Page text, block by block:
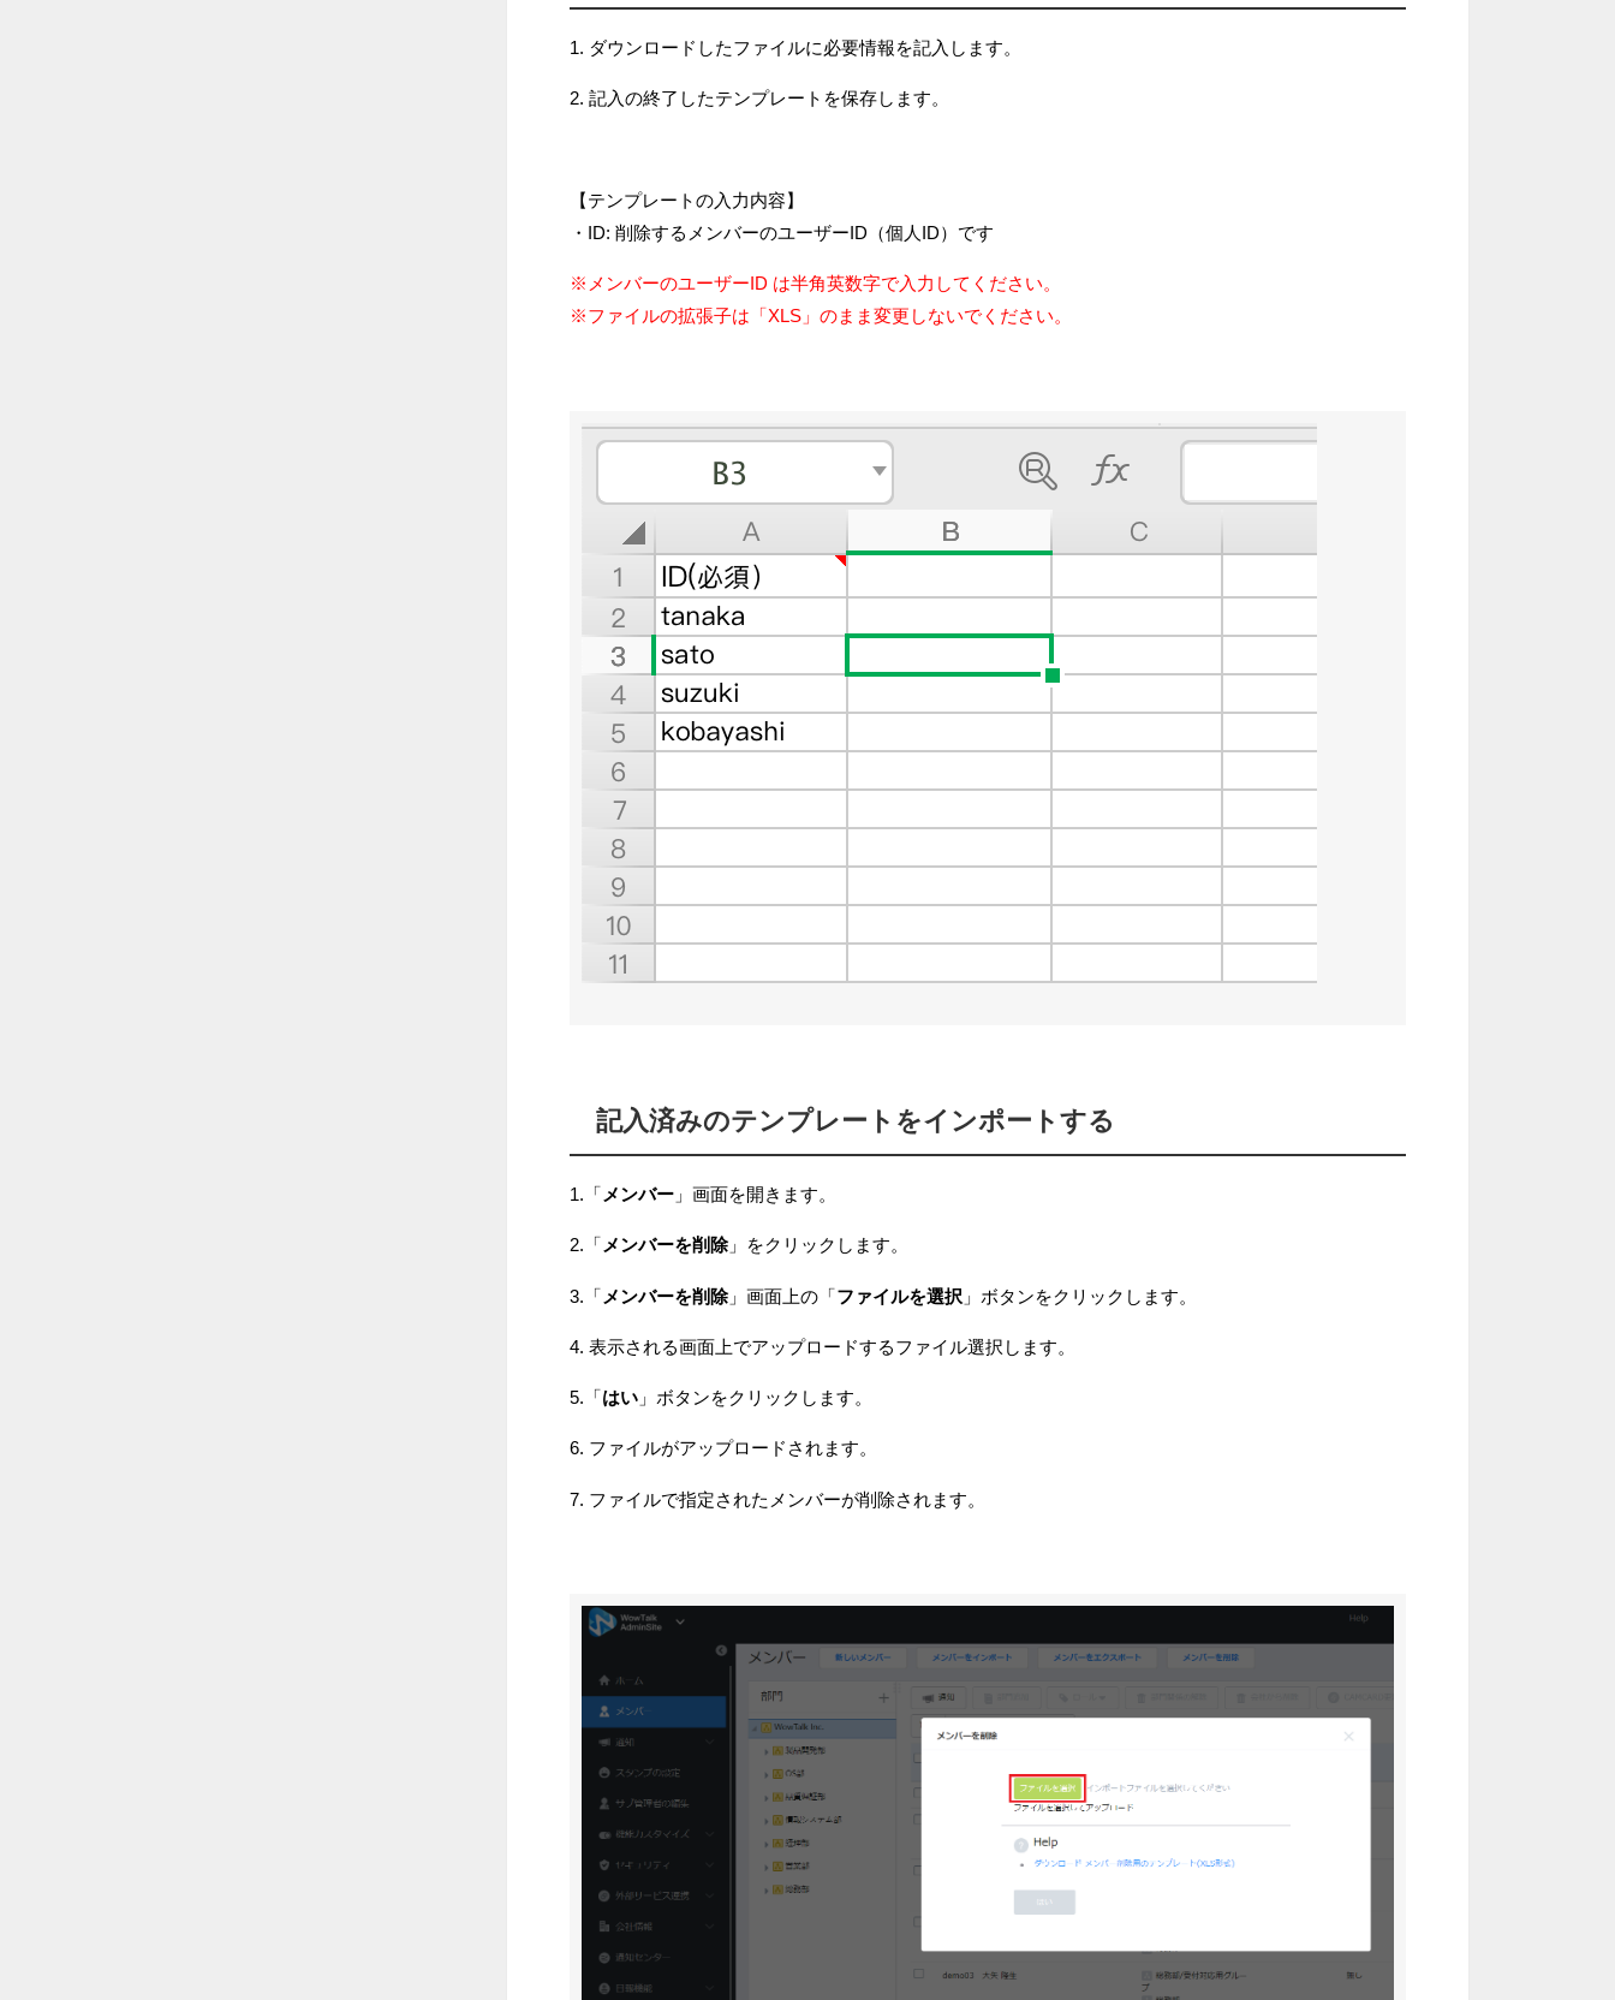
1. ダウンロードしたファイルに必要情報を記入します。
2. 記入の終了したテンプレートを保存します。
【テンプレートの入力内容】
・ID: 削除するメンバーのユーザーID（個人ID）です
※メンバーのユーザーID は半角英数字で入力してください。
※ファイルの拡張子は「XLS」のまま変更しないでください。
記入済みのテンプレートをインポートする
1.「 メンバー 」画面を開きます。
2.「 メンバーを削除 」をクリックします。
3.「 メンバーを削除 」画面上の「ファイルを選択 」ボタンをクリックします。
4. 表示される画面上でアップロードするファイル選択します。
5.「 はい 」ボタンをクリックします。
6. ファイルがアップロードされます。
7. ファイルで指定されたメンバーが削除されます。